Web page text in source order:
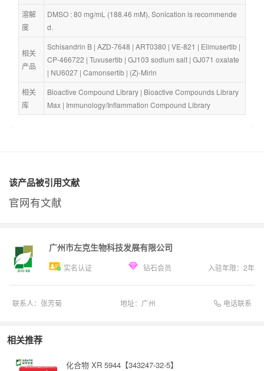
溶解
度
DMSO : 80 mg/mL (188.46 mM), Sonication is recommende
d.
相关
产品
Schisandrin B | AZD-7648 | ART0380 | VE-821 | Elimusertib
CP-466722 | Tuvusertib | GJ103 sodium salt | GJ071 oxalate
| NU6027 | Camonsertib | (Z)-Mirin
相关
库
Bioactive Compound Library | Bioactive Compounds Library
Max | Immunology/Inflammation Compound Library
该产品被引用文献
官网有文献
广州市左克生物科技发展有限公司
实名认证 钻石会员 入驻年限： 2年
联系人： 张芳菊 地址： 广州 电话联系
相关推荐
化合物 XR 5944【343247-32-5】